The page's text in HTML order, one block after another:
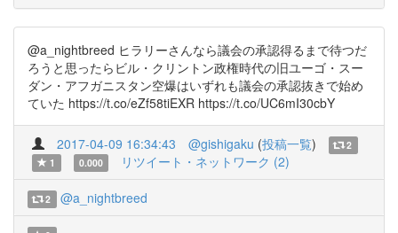
@a_nightbreed ヒラリーさんなら議会の承認得るまで待つだ
ろうと思ったらビル・クリントン政権時代の旧ユーゴ・スー
ダン・アフガニスタン空爆はいずれも議会の承認抜きで始め
ていた https://t.co/eZf58tiEXR https://t.co/UC6mI30cbY
2017-04-09 16:34:43 @gishigaku (投稿一覧)
2
1
0.000 リツイート・ネットワーク (2)
2 @a_nightbreed